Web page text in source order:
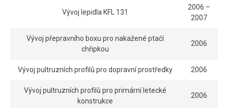
Vývoj lepidla KFL 131
2006 –
2007
Vývoj přepravního boxu pro nakažené ptačí
chřipkou
2006
Vývoj pultruzních profilů pro dopravní prostředky 2006
Vývoj pultruzních profilů pro primární letecké
konstrukce
2006